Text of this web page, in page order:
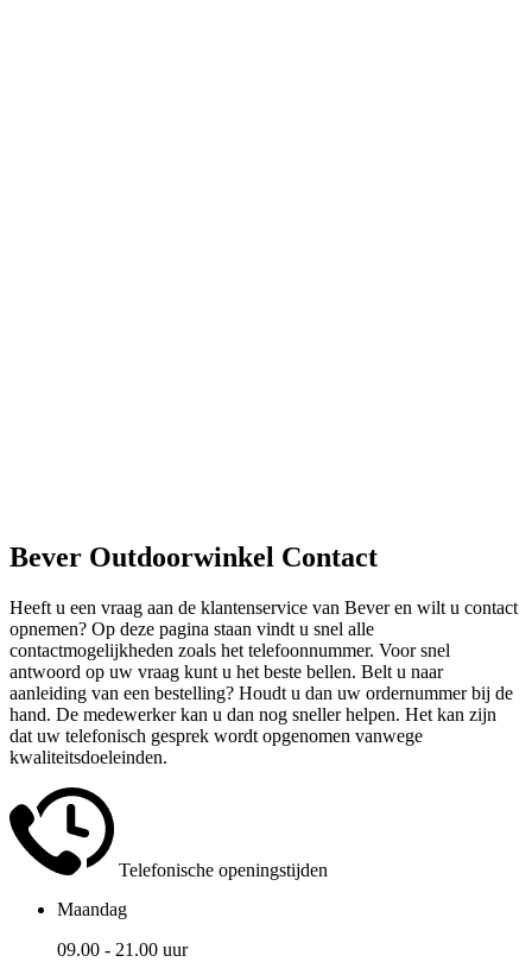
Bever Outdoorwinkel Contact
Heeft u een vraag aan de klantenservice van Bever en wilt u contact
opnemen? Op deze pagina staan vindt u snel alle
contactmogelijkheden zoals het telefoonnummer. Voor snel
antwoord op uw vraag kunt u het beste bellen. Belt u naar
aanleiding van een bestelling? Houdt u dan uw ordernummer bij de
hand. De medewerker kan u dan nog sneller helpen. Het kan zijn
dat uw telefonisch gesprek wordt opgenomen vanwege
kwaliteitsdoeleinden.
Telefonische openingstijden
Maandag
09.00 - 21.00 uur